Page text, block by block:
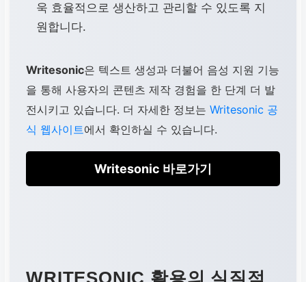
욱 효율적으로 생산하고 관리할 수 있도록 지
원합니다.
Writesonic은 텍스트 생성과 더불어 음성 지원 기능
을 통해 사용자의 콘텐츠 제작 경험을 한 단계 더 발
전시키고 있습니다. 더 자세한 정보는Writesonic 공
식 웹사이트에서 확인하실 수 있습니다.
Writesonic 바로가기
WRITESONIC 활용의 실질적